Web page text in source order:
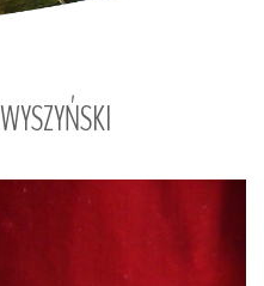
WYSZYŃSKI